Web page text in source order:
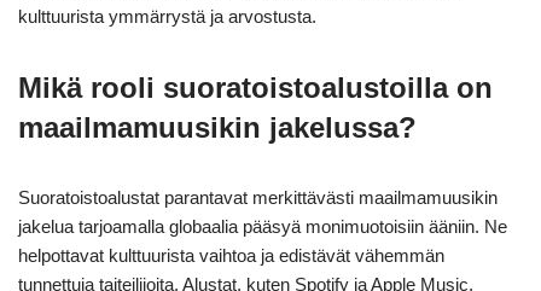
kulttuurista ymmärrystä ja arvostusta.
Mikä rooli suoratoistoalustoilla on
maailmamuusikin jakelussa?
Suoratoistoalustat parantavat merkittävästi maailmamuusikin
jakelua tarjoamalla globaalia pääsyä monimuotoisiin ääniin. Ne
helpottavat kulttuurista vaihtoa ja edistävät vähemmän
tunnettuja taiteilijoita. Alustat, kuten Spotify ja Apple Music,